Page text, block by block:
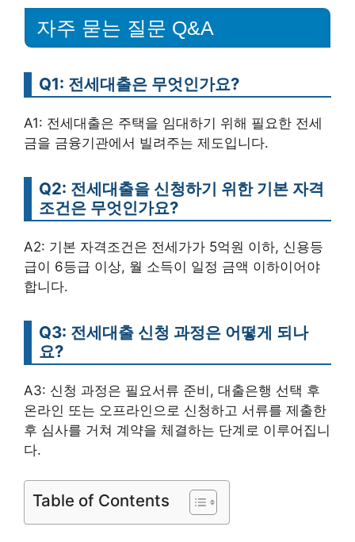
자주 묻는 질문 Q&A
Q1: 전세대출은 무엇인가요?
A1: 전세대출은 주택을 임대하기 위해 필요한 전세
금을 금융기관에서 빌려주는 제도입니다.
Q2: 전세대출을 신청하기 위한 기본 자격
조건은 무엇인가요?
A2: 기본 자격조건은 전세가가 5억원 이하, 신용등
급이 6등급 이상, 월 소득이 일정 금액 이하이어야
합니다.
Q3: 전세대출 신청 과정은 어떻게 되나
요?
A3: 신청 과정은 필요서류 준비, 대출은행 선택 후
온라인 또는 오프라인으로 신청하고 서류를 제출한
후 심사를 거쳐 계약을 체결하는 단계로 이루어집니
다.
Table of Contents